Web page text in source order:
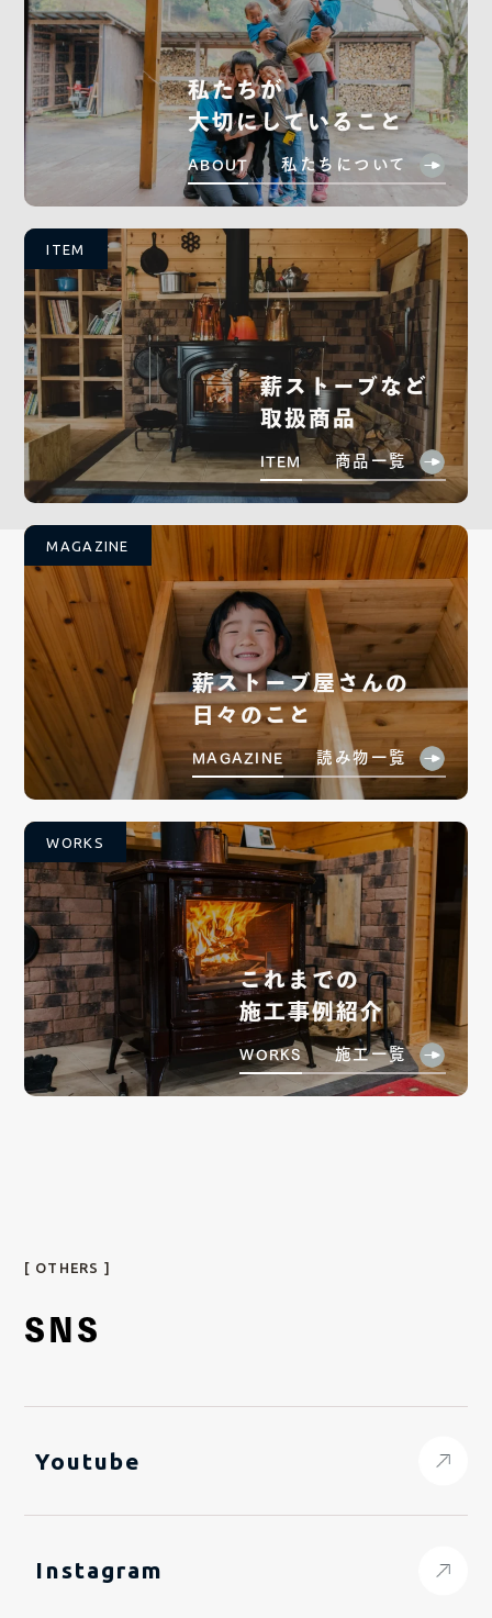
私たちが
大切にしていること
ABOUT 私たちについて
ITEM
薪ストーブなど
取扱商品
ITEM 商品一覧
MAGAZINE
薪ストーブ屋さんの
日々のこと
MAGAZINE 読み物一覧
WORKS
これまでの
施工事例紹介
WORKS 施工一覧
[ OTHERS ]
SNS
Youtube
Instagram